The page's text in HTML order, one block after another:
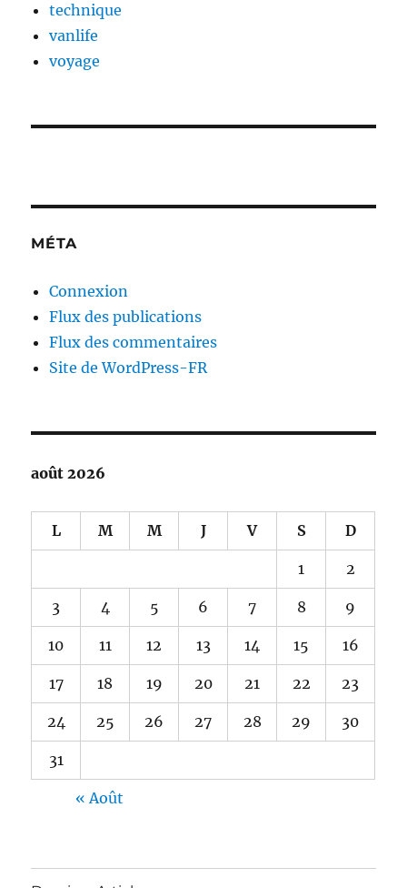
technique
vanlife
voyage
MÉTA
Connexion
Flux des publications
Flux des commentaires
Site de WordPress-FR
août 2026
L M M J V S D
1 2
3 4 5 6 7 8 9
10 11 12 13 14 15 16
17 18 19 20 21 22 23
24 25 26 27 28 29 30
31
« Août